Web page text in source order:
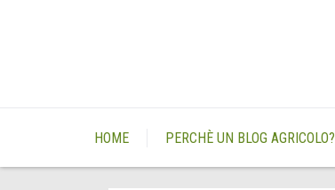
HOME PERCHÈ UN BLOG AGRICOLO?